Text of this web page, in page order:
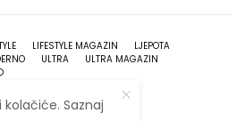
LIFESTYLE MAGAZIN
LJEPOTA
ULTRA
ULTRA MAGAZIN
Saznaj